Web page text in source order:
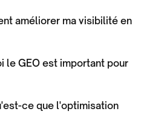
améliorer ma visibilité en
le GEO est important pour
ce que l'optimisation